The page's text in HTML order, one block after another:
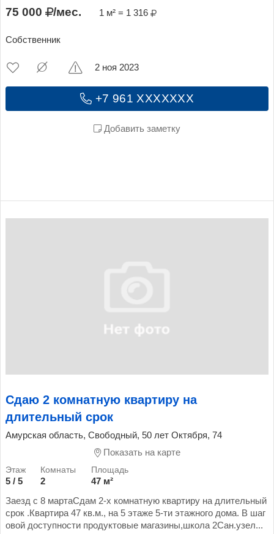
75 000 /мес. 1 м² = 1 316
Собственник
+7 961 XXXXXXX
Добавить заметку
2 ноя 2023
Сдаю 2 комнатную квартиру на
длительный срок
Амурская область, Свободный, 50 лет Октября, 74
Показать на карте
5 / 5 2
47 м²
Заезд с 8 мартаСдам 2-х комнатную квартиру на длительный
срок .Квартира 47 кв.м., на 5 этаже 5-ти этажного дома. В шаг
овой доступности продуктовые магазины,школа 2Сан.узел...